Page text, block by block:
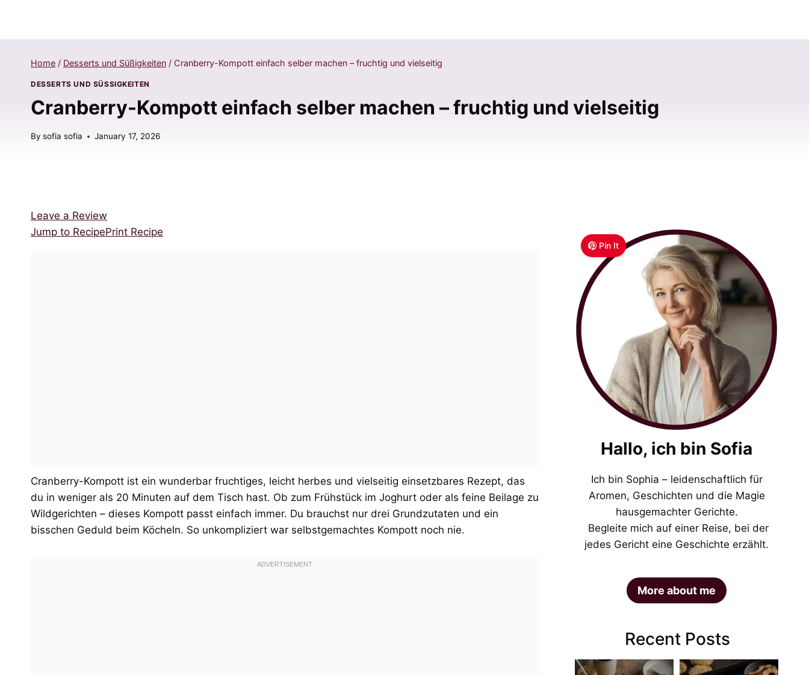
Home / Desserts und Süßigkeiten / Cranberry-Kompott einfach selber machen – fruchtig und vielseitig
DESSERTS UND SÜSSIGKEITEN
Cranberry-Kompott einfach selber machen – fruchtig und vielseitig
By sofia sofia January 17, 2026
Jump to RecipePrint Recipe
Leave a Review
Cranberry-Kompott ist ein wunderbar fruchtiges, leicht herbes und vielseitig einsetzbares Rezept, das
du in weniger als 20 Minuten auf dem Tisch hast. Ob zum Frühstück im Joghurt oder als feine Beilage zu
Wildgerichten – dieses Kompott passt einfach immer. Du brauchst nur drei Grundzutaten und ein
bisschen Geduld beim Köcheln. So unkompliziert war selbstgemachtes Kompott noch nie.
Pin It
Hallo, ich bin Sofia
Ich bin Sophia – leidenschaftlich für
Aromen, Geschichten und die Magie
hausgemachter Gerichte.
Begleite mich auf einer Reise, bei der
jedes Gericht eine Geschichte erzählt.
More about me
Recent Posts